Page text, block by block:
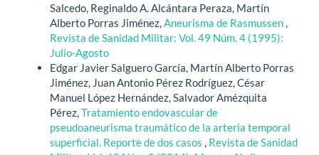
Salcedo, Reginaldo A. Alcántara Peraza, Martín
Alberto Porras Jiménez, Aneurisma de Rasmussen
Revista de Sanidad Militar: Vol. 49 Núm. 4 (1995):
Julio-Agosto
Edgar Javier Salguero García, Martín Alberto Porras
Jiménez, Juan Antonio Pérez Rodríguez, César
Manuel López Hernández, Salvador Amézquita
Pérez, Tratamiento endovascular de
pseudoaneurisma traumático de la arteria temporal
superficial. Reporte de dos casos
Revista de Sanidad